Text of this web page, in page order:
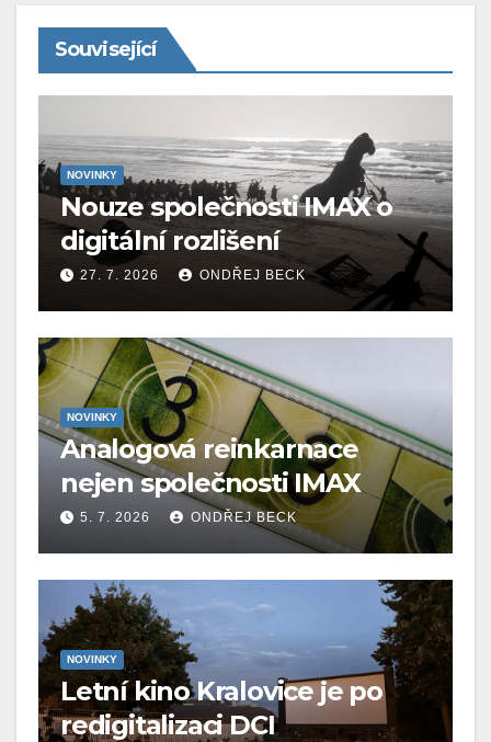
Související
NOVINKY
Nouze společnosti IMAX o
digitální rozlišení
27. 7. 2026 ONDŘEJ BECK
NOVINKY
Analogová reinkarnace
nejen společnosti IMAX
5. 7. 2026 ONDŘEJ BECK
NOVINKY
Letní kino Kralovice je po
redigitalizaci DCI